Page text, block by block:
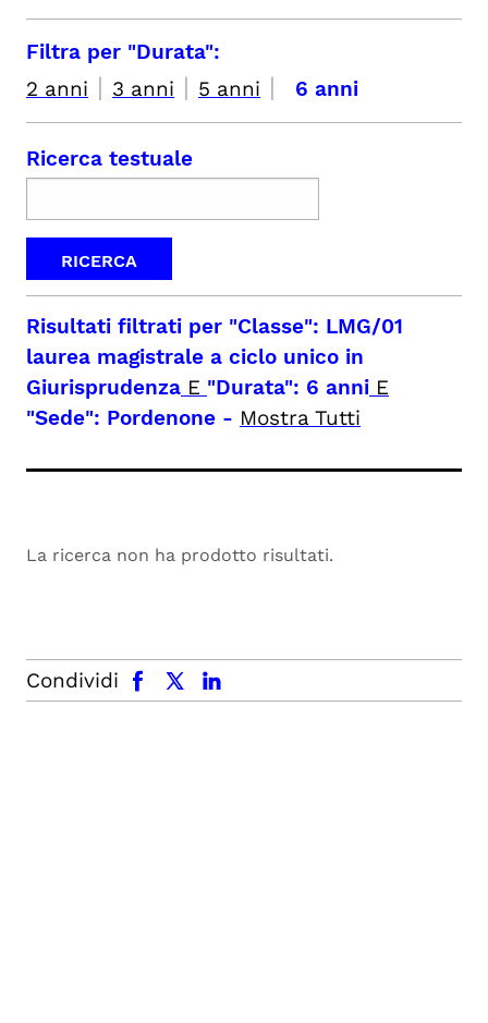
Filtra per "Durata":
2 anni | 3 anni | 5 anni | 6 anni
Ricerca testuale
Risultati filtrati per "Classe": LMG/01
laurea magistrale a ciclo unico in
Giurisprudenza E "Durata": 6 anni E
"Sede": Pordenone - Mostra Tutti
La ricerca non ha prodotto risultati.
Condividi
facebook x.com linkedin